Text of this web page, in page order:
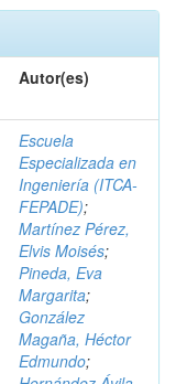
Autor(es)
Escuela
Especializada en
Ingeniería (ITCA-
FEPADE);
Martínez Pérez,
Elvis Moisés;
Pineda, Eva
Margarita;
González
Magaña, Héctor
Edmundo;